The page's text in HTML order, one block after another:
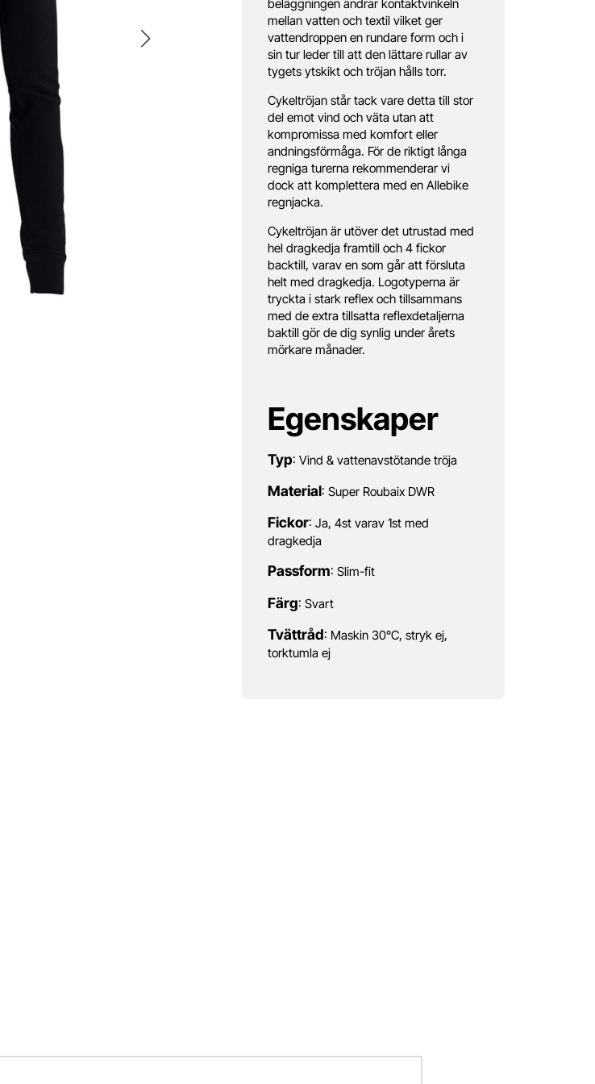
beläggningen ändrar kontaktvinkeln
mellan vatten och textil vilket ger
vattendroppen en rundare form och i
sin tur leder till att den lättare rullar av
tygets ytskikt och tröjan hålls torr.
Cykeltröjan står tack vare detta till stor
del emot vind och väta utan att
kompromissa med komfort eller
andningsförmåga. För de riktigt långa
regniga turerna rekommenderar vi
dock att komplettera med en Allebike
regnjacka.
Cykeltröjan är utöver det utrustad med
hel dragkedja framtill och 4 fickor
backtill, varav en som går att försluta
helt med dragkedja. Logotyperna är
tryckta i stark reflex och tillsammans
med de extra tillsatta reflexdetaljerna
baktill gör de dig synlig under årets
mörkare månader.
Egenskaper
Typ: Vind & vattenavstötande tröja
Material: Super Roubaix DWR
Fickor: Ja, 4st varav 1st med
dragkedja
Passform: Slim-fit
Färg: Svart
Tvättråd: Maskin 30°C, stryk ej,
torktumla ej